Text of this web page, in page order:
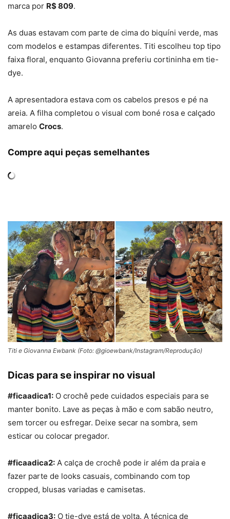
marca por R$ 809.
As duas estavam com parte de cima do biquíni verde, mas
com modelos e estampas diferentes. Titi escolheu top tipo
faixa floral, enquanto Giovanna preferiu cortininha em tie-
dye.
A apresentadora estava com os cabelos presos e pé na
areia. A filha completou o visual com boné rosa e calçado
amarelo Crocs.
Compre aqui peças semelhantes
Titi e Giovanna Ewbank (Foto: @gioewbank/Instagram/Reprodução)
Dicas para se inspirar no visual
#ficaadica1: O crochê pede cuidados especiais para se
manter bonito. Lave as peças à mão e com sabão neutro,
sem torcer ou esfregar. Deixe secar na sombra, sem
esticar ou colocar pregador.
#ficaadica2: A calça de crochê pode ir além da praia e
fazer parte de looks casuais, combinando com top
cropped, blusas variadas e camisetas.
#ficaadica3: O tie-dye está de volta. A técnica de